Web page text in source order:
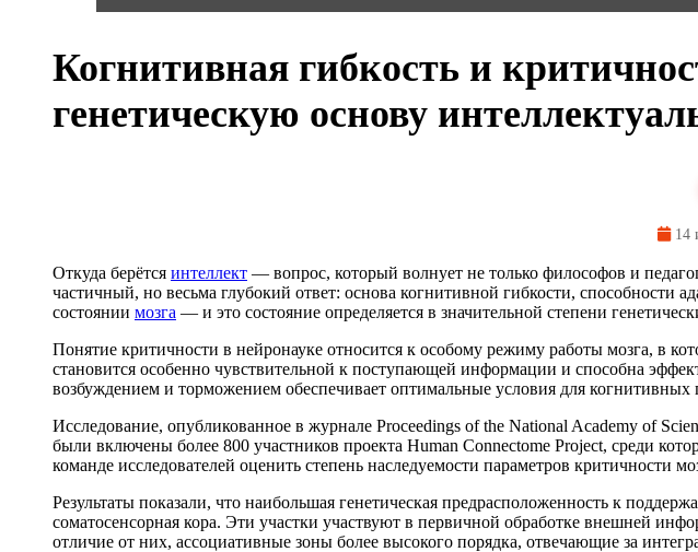
Когнитивная гибкость и
генетическую основу
14
Откуда берётся интеллект — вопрос, который волнует не только философов и
частичный, но весьма глубокий ответ: основа когнитивной гибкости, способности
состоянии мозга — и это состояние определяется в значительной степени
Понятие критичности в нейронауке относится к особому режиму работы мозга, в
становится особенно чувствительной к поступающей информации и способна
возбуждением и торможением обеспечивает оптимальные условия для
Исследование, опубликованное в журнале Proceedings of the National Academy of
были включены более 800 участников проекта Human Connectome Project, среди
команде исследователей оценить степень наследуемости параметров критичности
Результаты показали, что наибольшая генетическая предрасположенность к
соматосенсорная кора. Эти участки участвуют в первичной обработке внешней
отличие от них, ассоциативные зоны более высокого порядка, отвечающие за